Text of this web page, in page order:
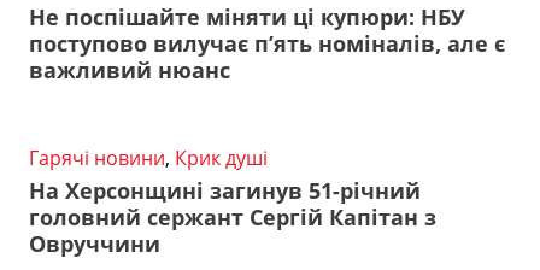
Не поспішайте міняти ці купюри: НБУ
поступово вилучає п’ять номіналів, але є
важливий нюанс
Гарячі новини, Крик душі
На Херсонщині загинув 51-річний
головний сержант Сергій Капітан з
Овруччини